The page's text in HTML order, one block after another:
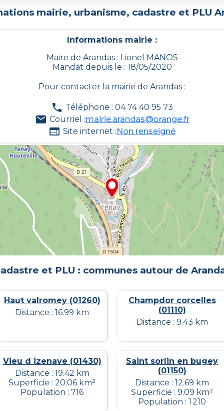
mairie, urbanisme, cadastre et PLU
Informations mairie :
Maire de Arandas : Lionel MANOS
Mandat depuis le : 18/05/2020
Pour contacter la mairie de Arandas :
Téléphone : 04 74 40 95 73
Courriel :mairie.arandas@orange.fr
Site internet :Non renseigné
et PLU : communes autour de
Haut valromey (01260)
Distance : 16.99 km
Champdor corcelles
(01110)
Distance : 9.43 km
Vieu d izenave (01430)
Distance : 19.42 km
Superficie : 20.06 km²
Population : 716
Saint sorlin en bugey
(01150)
Distance : 12.69 km
Superficie : 9.09 km²
Population : 1 210